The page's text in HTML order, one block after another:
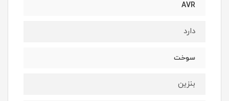
AVR
دارد
سوخت
بنزین